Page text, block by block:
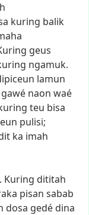
kuring balik
geus
ngamuk.
lamun
gawé naon waé
teu bisa
pulisi;
ka imah
Kuring dititah
pisan sabab
dosa gedé dina